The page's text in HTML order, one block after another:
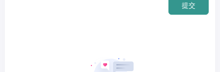
提交